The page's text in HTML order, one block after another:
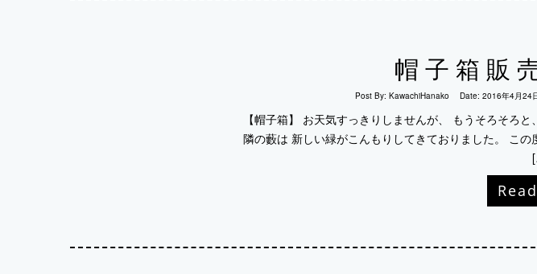
帽子箱販
Post By: KawachiHanako Date: 2016年4月24
【帽子箱】 お天気すっきりしませんが、 もうそろそろ
隣の藪は 新しい緑がこんもりしてきておりました。 こ